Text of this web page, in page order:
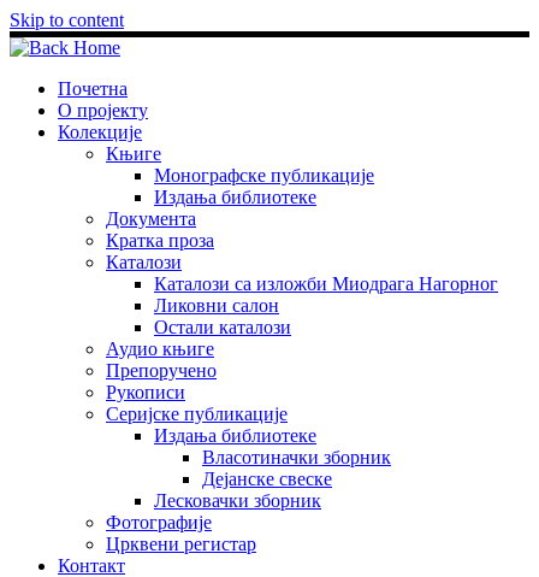
Skip to content
Почетна
О пројекту
Колекције
Књиге
Монографске публикације
Издања библиотеке
Документа
Кратка проза
Каталози
Каталози са изложби Миодрага Нагорног
Ликовни салон
Остали каталози
Аудио књиге
Препоручено
Рукописи
Серијске публикације
Издања библиотеке
Власотиначки зборник
Дејанске свеске
Лесковачки зборник
Фотографије
Црквени регистар
Контакт